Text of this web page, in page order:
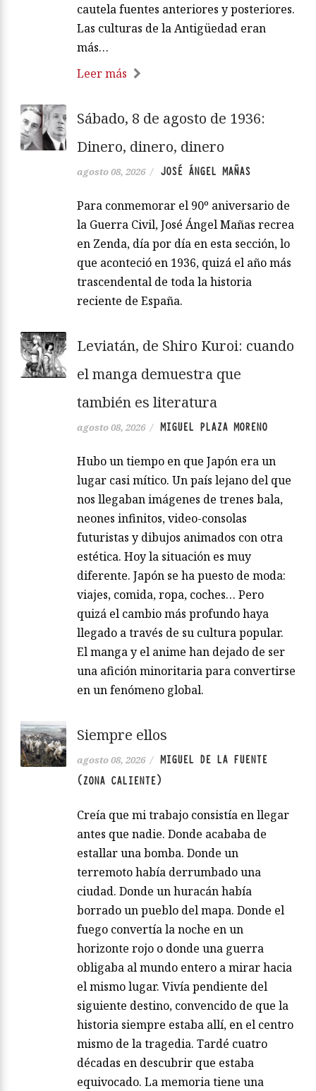
cautela fuentes anteriores y posteriores.
Las culturas de la Antigüedad eran
más…
Leer más
Sábado, 8 de agosto de 1936:
Dinero, dinero, dinero
agosto 08, 2026 / JOSÉ ÁNGEL MAÑAS
Para conmemorar el 90º aniversario de
la Guerra Civil, José Ángel Mañas recrea
en Zenda, día por día en esta sección, lo
que aconteció en 1936, quizá el año más
trascendental de toda la historia
reciente de España.
Leviatán, de Shiro Kuroi: cuando
el manga demuestra que
también es literatura
agosto 08, 2026 / MIGUEL PLAZA MORENO
Hubo un tiempo en que Japón era un
lugar casi mítico. Un país lejano del que
nos llegaban imágenes de trenes bala,
neones infinitos, video-consolas
futuristas y dibujos animados con otra
estética. Hoy la situación es muy
diferente. Japón se ha puesto de moda:
viajes, comida, ropa, coches… Pero
quizá el cambio más profundo haya
llegado a través de su cultura popular.
El manga y el anime han dejado de ser
una afición minoritaria para convertirse
en un fenómeno global.
Siempre ellos
agosto 08, 2026 / MIGUEL DE LA FUENTE
(ZONA CALIENTE)
Creía que mi trabajo consistía en llegar
antes que nadie. Donde acababa de
estallar una bomba. Donde un
terremoto había derrumbado una
ciudad. Donde un huracán había
borrado un pueblo del mapa. Donde el
fuego convertía la noche en un
horizonte rojo o donde una guerra
obligaba al mundo entero a mirar hacia
el mismo lugar. Vivía pendiente del
siguiente destino, convencido de que la
historia siempre estaba allí, en el centro
mismo de la tragedia. Tardé cuatro
décadas en descubrir que estaba
equivocado. La memoria tiene una